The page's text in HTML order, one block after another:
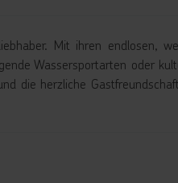
Mit ihren endlosen,
Wassersportarten oder
die herzliche